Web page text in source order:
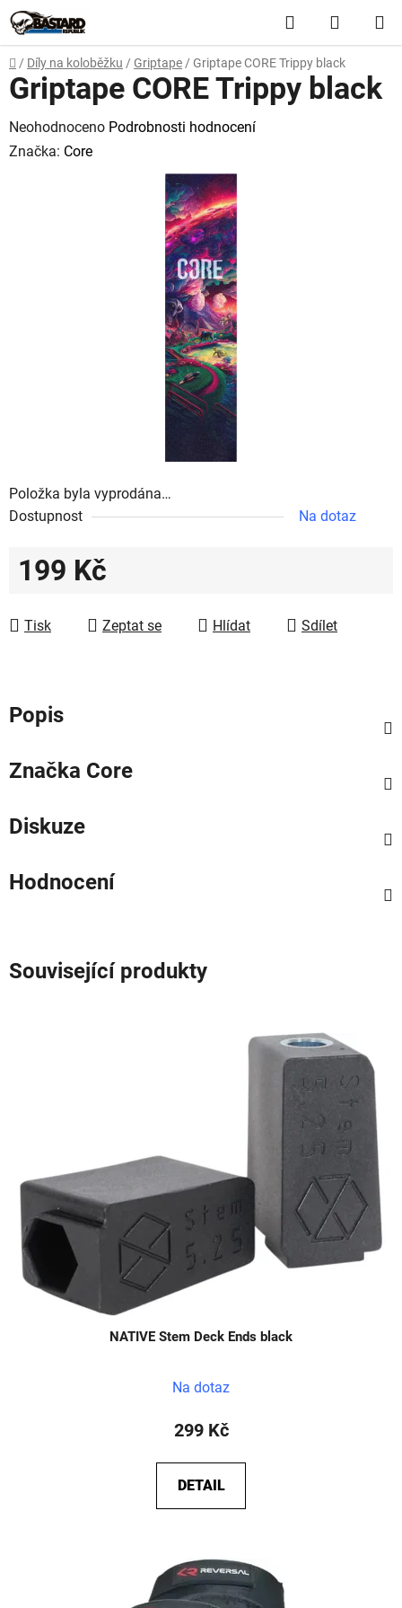
Přejít
na
obsah
Hledat
KOŠÍK
Domů
/ Díly na koloběžku / Griptape / Griptape CORE Trippy black
Položka byla vyprodána…
Dostupnost
Na dotaz
199 Kč
Tisk
Zeptat se Hlídat Sdílet
Griptape CORE Trippy black
Průměrné
hodnocení
Neohodnoceno Podrobnosti hodnocení
Značka: Core
Popis
Značka Core
Diskuze
Hodnocení
Související produkty
NATIVE Stem Deck Ends black
Na dotaz
299 Kč
DETAIL